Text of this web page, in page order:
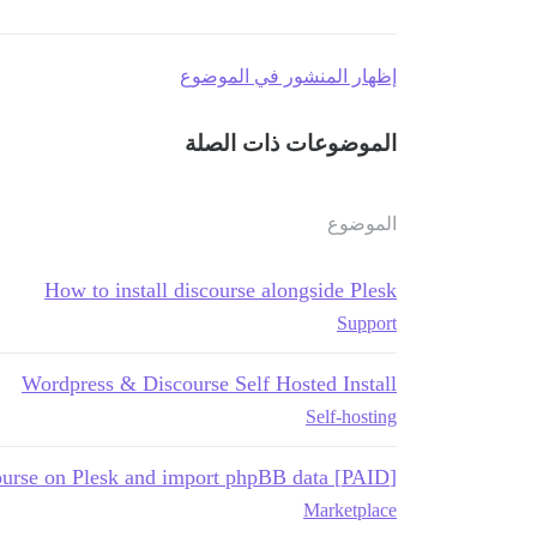
إظهار المنشور في الموضوع
الموضوعات ذات الصلة
الموضوع
How to install discourse alongside Plesk
Support
Wordpress & Discourse Self Hosted Install
Self-hosting
[PAID] Install Discourse on Plesk and import phpBB data
Marketplace